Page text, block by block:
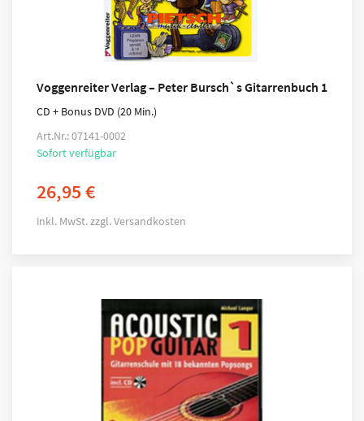
Voggenreiter Verlag – Peter Bursch`s Gitarrenbuch 1
CD + Bonus DVD (20 Min.)
Art.Nr.: 07141-0002
Sofort verfügbar
26,95€
inkl. MwSt. zzgl.Versandkosten